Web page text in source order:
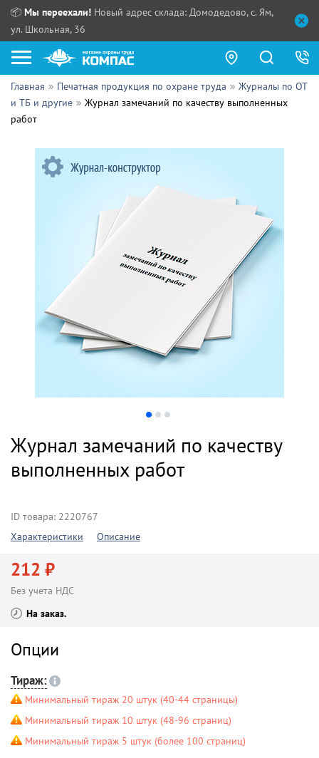
📦 Мы переехали! Новый адрес склада: Домодедово, с. Ям,
ул. Школьная, 36
Как купить?
Прайс-листы
Сотрудничество
ПН - ЧТ:
Выдача продукции:
Главная Печатная продукция по охране труда
Журналы по ОТ
и ТБ и другие
Журнал замечаний по качеству выполненных
работ
Журнал замечаний по качеству
выполненных работ
ID товара: 2220767
Характеристики
Описание
212 ₽
Без учета НДС
На заказ
Опции
Тираж:
Минимальный тираж 20 штук (40-44 страницы)
Минимальный тираж 10 штук (48-96 страниц)
Минимальный тираж 5 штук (более 100 страниц)